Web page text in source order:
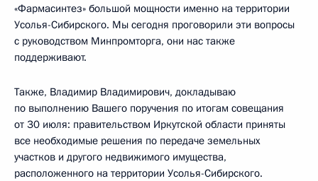
«Фармасинтез» большой мощности именно на территории
Усолья-Сибирского. Мы сегодня проговорили эти вопросы
с руководством Минпромторга, они нас также
поддерживают.
Также, Владимир Владимирович, докладываю
по выполнению Вашего поручения по итогам совещания
от 30 июля: правительством Иркутской области приняты
все необходимые решения по передаче земельных
участков и другого недвижимого имущества,
расположенного на территории Усолья-Сибирского.